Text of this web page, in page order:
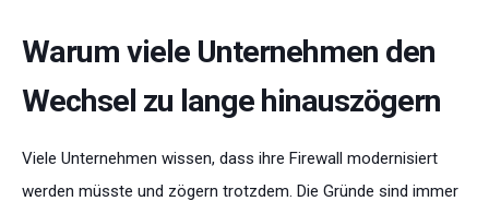
Warum viele Unternehmen den
Wechsel zu lange hinauszögern
Viele Unternehmen wissen, dass ihre Firewall modernisiert
werden müsste und zögern trotzdem. Die Gründe sind immer